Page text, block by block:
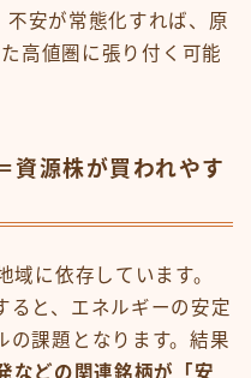
不安が常態化すれば、原
高値圏に張り付く可能
資源株が買われやす
域に依存しています。
ると、エネルギーの安定
の課題となります。結果
などの関連銘柄が「安